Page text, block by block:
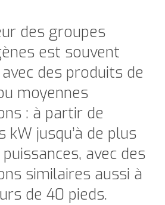
des groupes
est souvent
des produits de
moyennes
: à partir de
kW jusqu’à de plus
avec des
similaires aussi à
de 40 pieds.